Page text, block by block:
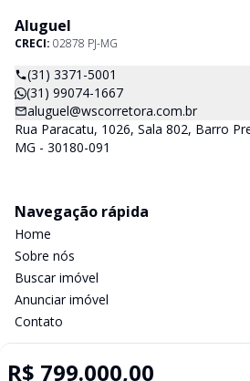
R$ 799.000,00
Aluguel
CRECI: 02878 PJ-MG
(31) 3371-5001
(31) 99074-1667
aluguel@wscorretora.com.br
Rua Paracatu, 1026, Sala 802, Barro
MG - 30180-091
Navegação rápida
Home
Sobre nós
Buscar imóvel
Anunciar imóvel
Contato